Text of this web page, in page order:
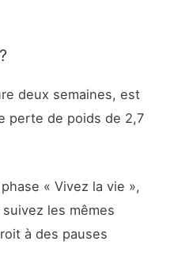
deux semaines, est
perte de poids de 2,7
« Vivez la vie »,
les mêmes
à des pauses